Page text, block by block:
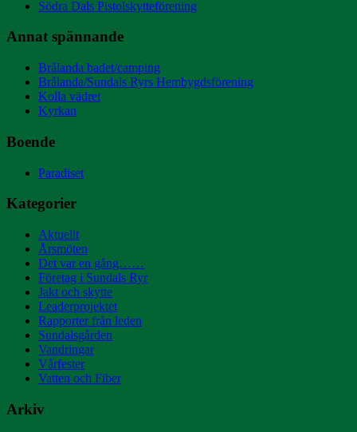
Södra Dals Pistolskytteförening
Annat spännande
Brålanda badet/camping
Brålanda/Sundals Ryrs Hembygdsförening
Kolla vädret
Kyrkan
Boende
Paradiset
Kategorier
Aktuellt
Årsmöten
Det var en gång……
Företag i Sundals Ryr
Jakt och skytte
Leaderprojektet
Rapporter från leden
Sundalsgården
Vandringar
Vårfester
Vatten och Fiber
Arkiv